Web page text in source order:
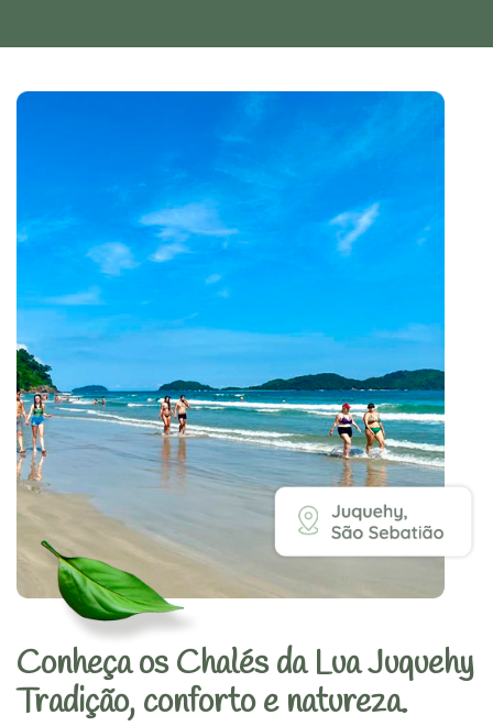
Conheça os Chalés da Lua Juquehy
Tradição, conforto e natureza.